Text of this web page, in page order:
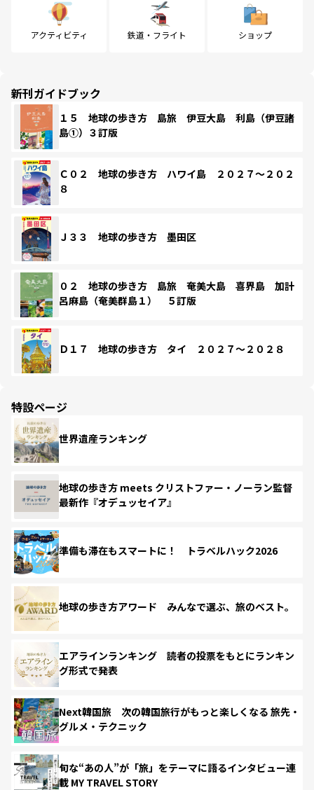
アクティビティ 鉄道・フライト ショップ
新刊ガイドブック
１５ 地球の歩き方 島旅 伊豆大島 利島（伊豆諸
島①）３訂版
Ｃ０２ 地球の歩き方 ハワイ島 ２０２７～２０２
８
Ｊ３３ 地球の歩き方 墨田区
０２ 地球の歩き方 島旅 奄美大島 喜界島 加計
呂麻島（奄美群島１） ５訂版
Ｄ１７ 地球の歩き方 タイ ２０２７～２０２８
特設ページ
世界遺産ランキング
地球の歩き方 meets クリストファー・ノーラン監督
最新作『オデュッセイア』
準備も滞在もスマートに！ トラベルハック2026
地球の歩き方アワード みんなで選ぶ、旅のベスト。
エアラインランキング 読者の投票をもとにランキン
グ形式で発表
Next韓国旅 次の韓国旅行がもっと楽しくなる 旅先・
グルメ・テクニック
旬な“あの人”が「旅」をテーマに語るインタビュー連
載 MY TRAVEL STORY